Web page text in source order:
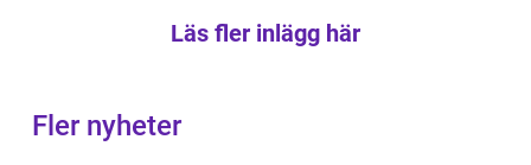
Läs fler inlägg här
Fler nyheter